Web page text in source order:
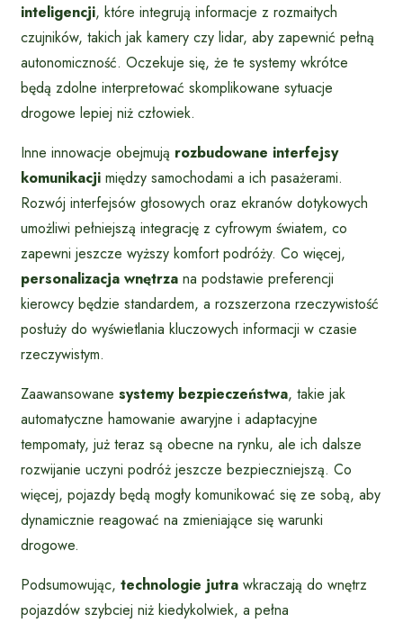
inteligencji, które integrują informacje z rozmaitych
czujników, takich jak kamery czy lidar, aby zapewnić pełną
autonomiczność. Oczekuje się, że te systemy wkrótce
będą zdolne interpretować skomplikowane sytuacje
drogowe lepiej niż człowiek.
Inne innowacje obejmują rozbudowane interfejsy
komunikacji między samochodami a ich pasażerami.
Rozwój interfejsów głosowych oraz ekranów dotykowych
umożliwi pełniejszą integrację z cyfrowym światem, co
zapewni jeszcze wyższy komfort podróży. Co więcej,
personalizacja wnętrza na podstawie preferencji
kierowcy będzie standardem, a rozszerzona rzeczywistość
posłuży do wyświetlania kluczowych informacji w czasie
rzeczywistym.
Zaawansowane systemy bezpieczeństwa, takie jak
automatyczne hamowanie awaryjne i adaptacyjne
tempomaty, już teraz są obecne na rynku, ale ich dalsze
rozwijanie uczyni podróż jeszcze bezpieczniejszą. Co
więcej, pojazdy będą mogły komunikować się ze sobą, aby
dynamicznie reagować na zmieniające się warunki
drogowe.
Podsumowując, technologie jutra wkraczają do wnętrz
pojazdów szybciej niż kiedykolwiek, a pełna